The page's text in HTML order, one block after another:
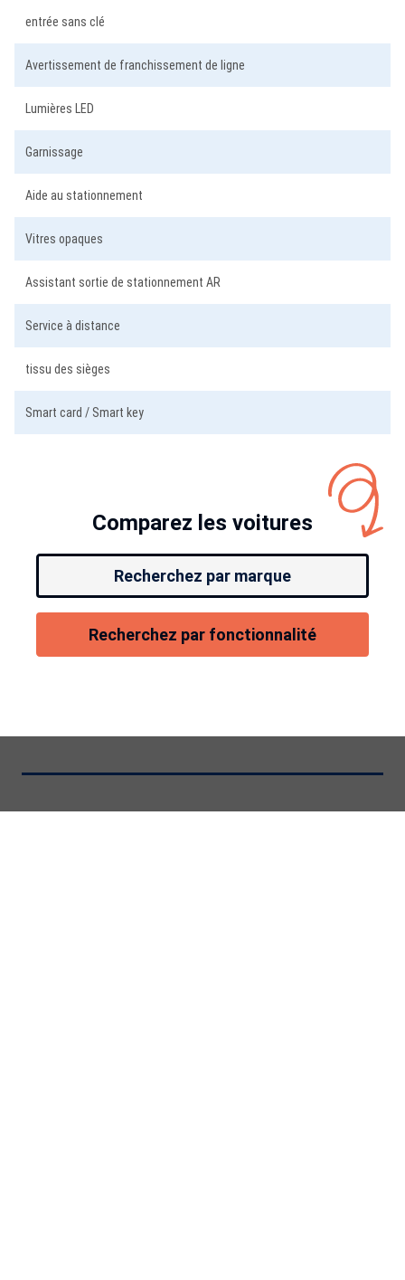
entrée sans clé
Avertissement de franchissement de ligne
Lumières LED
Garnissage
Aide au stationnement
Vitres opaques
Assistant sortie de stationnement AR
Service à distance
tissu des sièges
Smart card / Smart key
Comparez les voitures
Recherchez par marque
Recherchez par fonctionnalité